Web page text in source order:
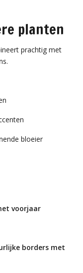
planten
prachtig met
bloeier
voorjaar
borders met